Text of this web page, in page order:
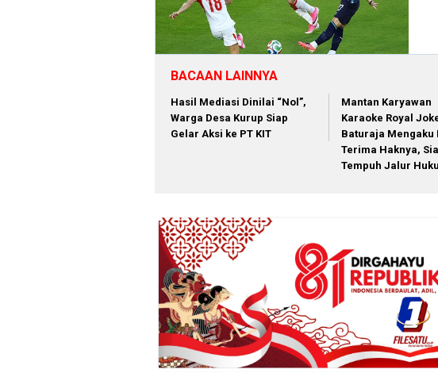
BACAAN LAINNYA
Hasil Mediasi Dinilai “Nol”,
Warga Desa Kurup Siap
Gelar Aksi ke PT KIT
Mantan Karyawan
Karaoke Royal
Baturaja Mengaku
Terima Haknya,
Tempuh Jalur